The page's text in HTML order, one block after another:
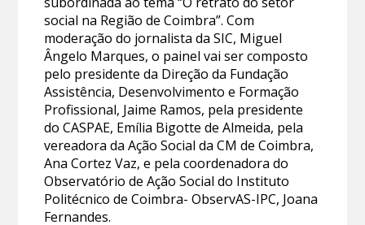
social na Região de Coimbra”. Com
moderação do jornalista da SIC, Miguel
Ângelo Marques, o painel vai ser composto
pelo presidente da Direção da Fundação
Assistência, Desenvolvimento e Formação
Profissional, Jaime Ramos, pela presidente
do CASPAE, Emília Bigotte de Almeida, pela
vereadora da Ação Social da CM de Coimbra,
Ana Cortez Vaz, e pela coordenadora do
Observatório de Ação Social do Instituto
Politécnico de Coimbra- ObservAS-IPC, Joana
Fernandes.